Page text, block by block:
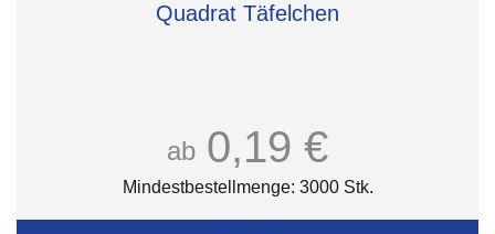
Quadrat Täfelchen
ab 0,19 €
Mindestbestellmenge: 3000 Stk.